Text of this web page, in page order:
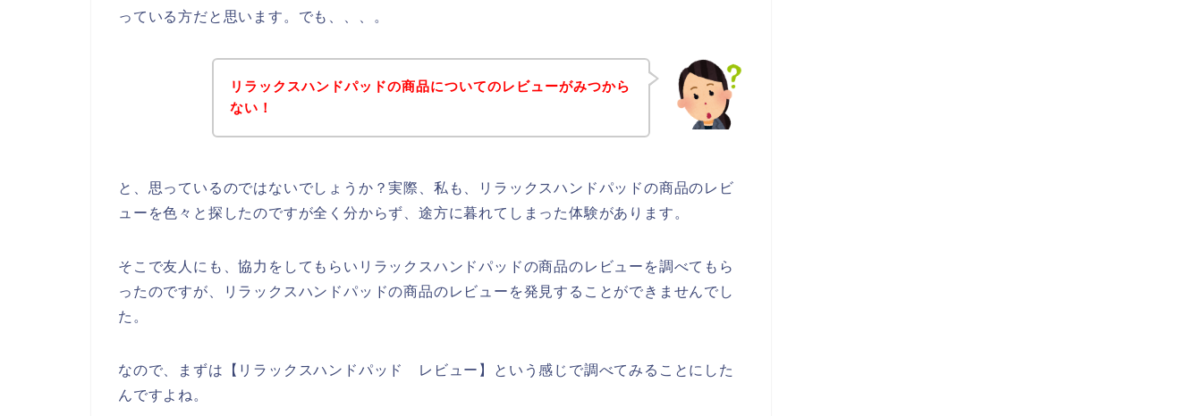
っている方だと思います。でも、、、。
リラックスハンドパッドの商品についてのレビューがみつから
ない！
と、思っているのではないでしょうか？実際、私も、リラックスハンドパッドの商品のレビ
ューを色々と探したのですが全く分からず、途方に暮れてしまった体験があります。
そこで友人にも、協力をしてもらいリラックスハンドパッドの商品のレビューを調べてもら
ったのですが、リラックスハンドパッドの商品のレビューを発見することができませんでし
た。
なので、まずは【リラックスハンドパッド レビュー】という感じで調べてみることにした
んですよね。